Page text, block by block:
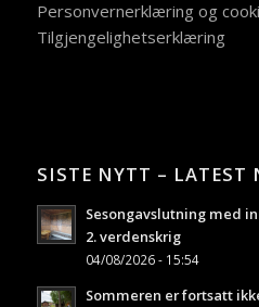
Personvernerklæring og
Tilgjengelighetserklæring
SISTE NYTT – LATEST
Sesongavslutning med
2. verdenskrig
04/08/2026 - 15:54
Sommeren er fortsatt